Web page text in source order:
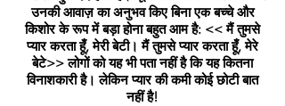
उनकी आवाज़ का अनुभव किए बिना एक बच्चे और
किशोर के रूप में बड़ा होना बहुत आम है: << मैं तुमसे
प्यार करता हूँ, मेरी बेटी। मैं तुमसे प्यार करता हूँ, मेरे
बेटे>> लोगों को यह भी पता नहीं है कि यह कितना
विनाशकारी है। लेकिन प्यार की कमी कोई छोटी बात
नहीं है!